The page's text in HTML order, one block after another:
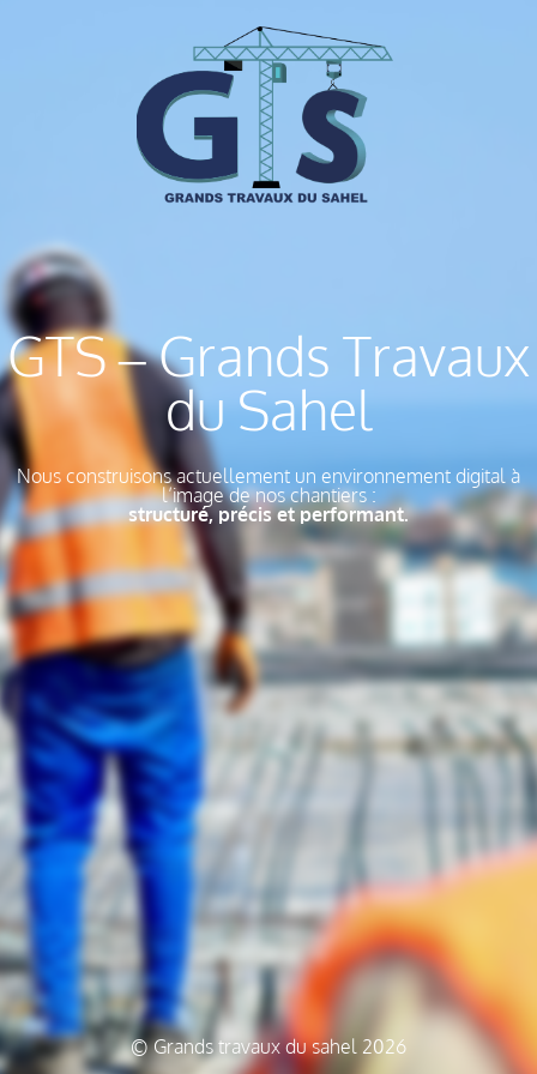
GTS – Grands Travaux
du Sahel
Nous construisons actuellement un environnement digital à
l’image de nos chantiers :
structuré, précis et performant.
© Grands travaux du sahel 2026